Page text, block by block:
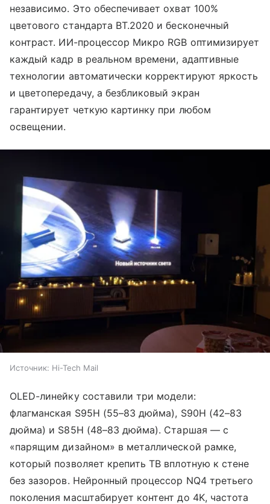
независимо. Это обеспечивает охват 100%
цветового стандарта BT.2020 и бесконечный
контраст. ИИ-процессор Микро RGB оптимизирует
каждый кадр в реальном времени, адаптивные
технологии автоматически корректируют яркость
и цветопередачу, а безбликовый экран
гарантирует четкую картинку при любом
освещении.
Источник: Hi-Tech Mail
OLED-линейку составили три модели:
флагманская S95H (55–83 дюйма), S90H (42–83
дюйма) и S85H (48–83 дюйма). Старшая — с
«парящим дизайном» в металлической рамке,
который позволяет крепить ТВ вплотную к стене
без зазоров. Нейронный процессор NQ4 третьего
поколения масштабирует контент до 4K, частота